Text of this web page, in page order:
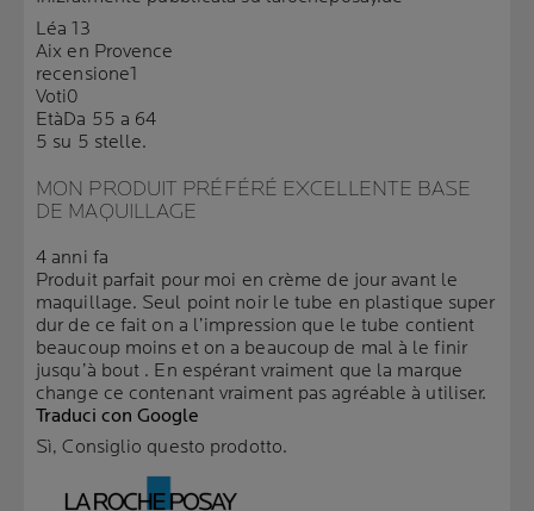
Léa 13
Aix en Provence
recensione1
Voti0
EtàDa 55 a 64
5 su 5 stelle.
MON PRODUIT PRÉFÉRÉ EXCELLENTE BASE
DE MAQUILLAGE
4 anni fa
Produit parfait pour moi en crème de jour avant le
maquillage. Seul point noir le tube en plastique super
dur de ce fait on a l’impression que le tube contient
beaucoup moins et on a beaucoup de mal à le finir
jusqu’à bout . En espérant vraiment que la marque
change ce contenant vraiment pas agréable à utiliser.
Traduci con Google
Sì, Consiglio questo prodotto.